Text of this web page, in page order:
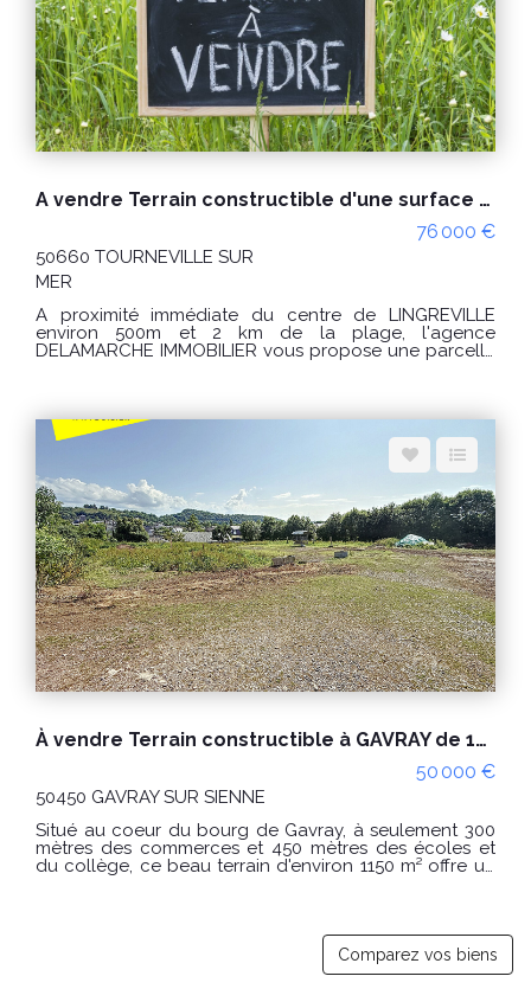
A vendre Terrain constructible d'une surface d'environ 520m² - à viabiliser - LINGREVILLE (50660)
76 000 €
50660 TOURNEVILLE SUR
MER
A proximité immédiate du centre de LINGREVILLE
environ 500m et 2 km de la plage, l'agence
DELAMARCHE IMMOBILIER vous propose une parcelle
constructeur Prix de vente 76.000€ Honoraires charge
VENDEUR Référence agence: 9909AB Les
informations sur les risques auxquels ce bien est
exposé sont disponibles sur le site Géorisques :
www.georisques.gouv.fr Pour visiter contacter
DELAMARCHE IMMOBILIER AVRANCHES Aymeric
BOIVENT au 06.19.12.79.08 62 rue de la Constitution
À vendre Terrain constructible à GAVRAY de 1150 m².
50 000 €
50450 GAVRAY SUR SIENNE
Situé au coeur du bourg de Gavray, à seulement 300
mètres des commerces et 450 mètres des écoles et
du collège, ce beau terrain d'environ 1150 m² offre un
l'égout, télécom) passent à proximité. Environnement
votre projet de construction, en alliant confort de vie
Comparez vos biens